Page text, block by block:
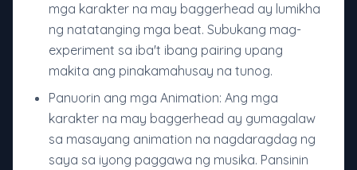
mga karakter na may baggerhead ay lumikha
ng natatanging mga beat. Subukang mag-
experiment sa iba't ibang pairing upang
makita ang pinakamahusay na tunog.
Panuorin ang mga Animation: Ang mga
karakter na may baggerhead ay gumagalaw
sa masayang animation na nagdaragdag ng
saya sa iyong paggawa ng musika. Pansinin